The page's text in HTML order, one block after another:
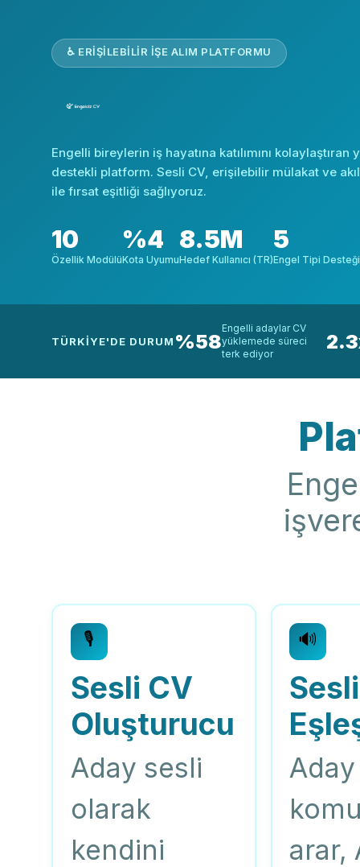
♿ ERİŞİLEBİLİR İŞE ALIM PLATFORMU
Engelli bireylerin iş hayatına katılımını kolaylaştıran
destekli platform. Sesli CV, erişilebilir mülakat ve
ile fırsat eşitliği sağlıyoruz.
10
Özellik Modülü
%4
Kota Uyumu
8.5M
Hedef Kullanıcı (TR)
5
Engel Tipi Desteği
TÜRKIYE'DE DURUM %58
Engelli adaylar CV
yüklemede süreci
terk ediyor
🎙️
Sesli CV
Oluşturucu
Aday sesli
olarak
kendini
🔊
arar,